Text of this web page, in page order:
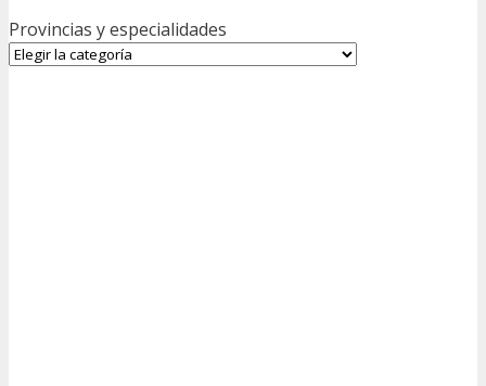
Provincias y especialidades